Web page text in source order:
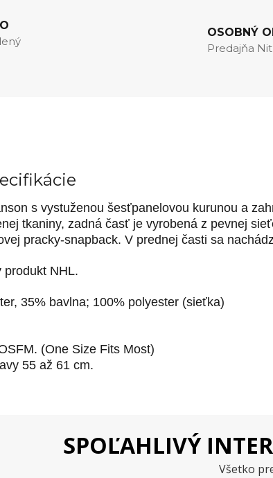
OSOBNÝ
Predajňa
s vystuženou šesťpanelovou kurunou a
tkaniny, zadná časť je vyrobená z pevnej
pracky-snapback. V prednej časti sa
produkt NHL.
35% bavlna; 100% polyester (sieťka)
(One Size Fits Most)
55 až 61 cm.
SPOĽAHLIVÝ
Všetko